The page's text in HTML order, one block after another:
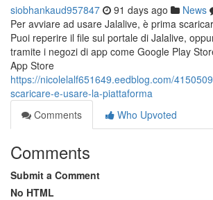
siobhankaud957847 91 days ago News
Per avviare ad usare Jalalive, è prima
Puoi reperire il file sul portale di Jalalive,
tramite i negozi di app come Google Play
App Store
https://nicolelalf651649.eedblog.com/
scaricare-e-usare-la-piattaforma
Comments
Who Upvoted
Comments
Submit a Comment
No HTML